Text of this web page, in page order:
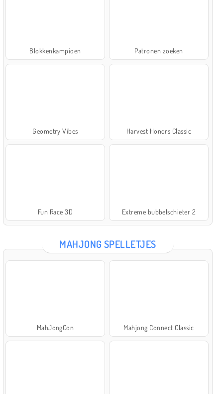
Blokkenkampioen Patronen zoeken
Geometry Vibes Harvest Honors Classic
Fun Race 3D Extreme bubbelschieter 2
MAHJONG SPELLETJES
MahJongCon Mahjong Connect Classic